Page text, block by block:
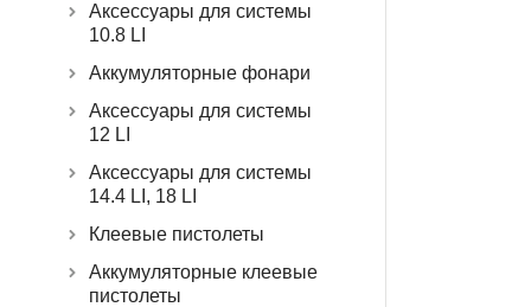
Аксессуары для системы
10.8 LI
Аккумуляторные фонари
Аксессуары для системы
12 LI
Аксессуары для системы
14.4 LI, 18 LI
Клеевые пистолеты
Аккумуляторные клеевые
пистолеты